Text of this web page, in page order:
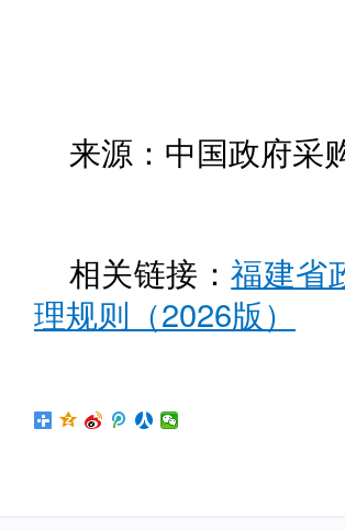
来源：中国政府采
相关链接：福建省
理规则（2026版）